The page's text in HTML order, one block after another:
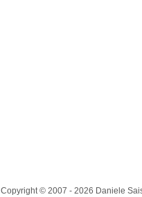
Copyright © 2007 - 2026 Daniele